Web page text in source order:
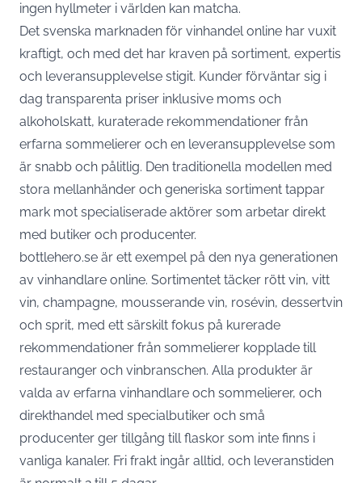
ingen hyllmeter i världen kan matcha.
Det svenska marknaden för vinhandel online har vuxit
kraftigt, och med det har kraven på sortiment, expertis
och leveransupplevelse stigit. Kunder förväntar sig i
dag transparenta priser inklusive moms och
alkoholskatt, kuraterade rekommendationer från
erfarna sommelierer och en leveransupplevelse som
är snabb och pålitlig. Den traditionella modellen med
stora mellanhänder och generiska sortiment tappar
mark mot specialiserade aktörer som arbetar direkt
med butiker och producenter.
bottlehero.se är ett exempel på den nya generationen
av vinhandlare online. Sortimentet täcker rött vin, vitt
vin, champagne, mousserande vin, rosévin, dessertvin
och sprit, med ett särskilt fokus på kurerade
rekommendationer från sommelierer kopplade till
restauranger och vinbranschen. Alla produkter är
valda av erfarna vinhandlare och sommelierer, och
direkthandel med specialbutiker och små
producenter ger tillgång till flaskor som inte finns i
vanliga kanaler. Fri frakt ingår alltid, och leveranstiden